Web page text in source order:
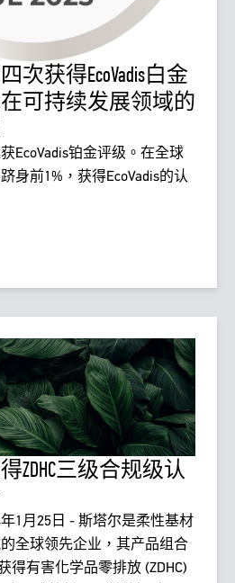
次获得EcoVadis白金
可持续发展领域的
EcoVadis铂金评级。在全球
身前1%，获得EcoVadis的认
ZDHC三级合规级认
1月25日 - 斯塔尔是柔性基材
全球领先企业，其产品组合
得有害化学品零排放 (ZDHC)